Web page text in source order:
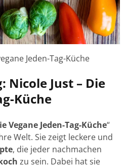
Jeden-Tag-Küche
Nicole Just – Die
Küche
Vegane Jeden-Tag-Küche“
Welt. Sie zeigt leckere und
, die jeder nachmachen
zu sein. Dabei hat sie